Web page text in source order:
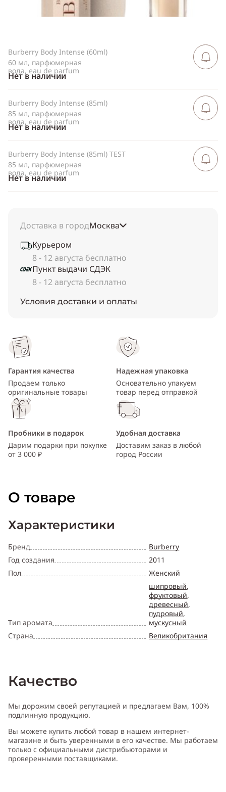
Burberry Body Intense (60ml)
60 мл, парфюмерная
вода, eau de parfum
Нет в наличии
Сообщить
Burberry Body Intense (85ml)
85 мл, парфюмерная
вода, eau de parfum
Нет в наличии
Сообщить
Burberry Body Intense (85ml) TEST
85 мл, парфюмерная
вода, eau de parfum
Нет в наличии
Сообщить
Доставка в городМосква
Курьером
8 - 12 августа бесплатно
Пункт выдачи СДЭК
8 - 12 августа бесплатно
Условия доставки и оплаты
Гарантия качества
Продаем только
оригинальные товары
Надежная упаковка
Основательно упакуем
товар перед отправкой
Пробники в подарок
Дарим подарки при покупке
от 3 000 ₽
Удобная доставка
Доставим заказ в любой
город России
О товаре
Характеристики
Бренд
Год создания
Пол
Тип аромата
Страна
Burberry
2011
Женский
шипровый,
фруктовый,
древесный,
пудровый,
мускусный
Великобритания
Качество
Мы дорожим своей репутацией и предлагаем Вам, 100%
подлинную продукцию.
Вы можете купить любой товар в нашем интернет-
магазине и быть уверенными в его качестве. Мы работаем
только с официальными дистрибьюторами и
проверенными поставщиками.